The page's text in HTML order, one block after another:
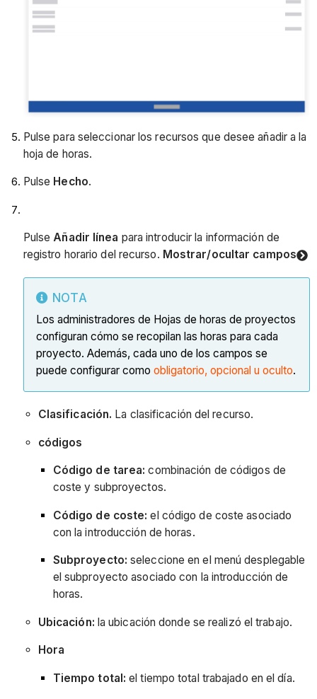
Pulse para seleccionar los recursos que desee añadir a la
hoja de horas.
Pulse Hecho.
PulseAñadir línea para introducir la información de
registro horario del recurso. Mostrar/ocultar campos
NOTA
Los administradores de Hojas de horas de proyectos
configuran cómo se recopilan las horas para cada
proyecto. Además, cada uno de los campos se
puede configurar como obligatorio, opcional u oculto.
Clasificación. La clasificación del recurso.
códigos
Código de tarea:combinación de códigos de
coste y subproyectos.
Código de coste: el código de coste asociado
con la introducción de horas.
Subproyecto: seleccione en el menú desplegable
el subproyecto asociado con la introducción de
horas.
Ubicación: la ubicación donde se realizó el trabajo.
Hora
Tiempo total:el tiempo total trabajado en el día.